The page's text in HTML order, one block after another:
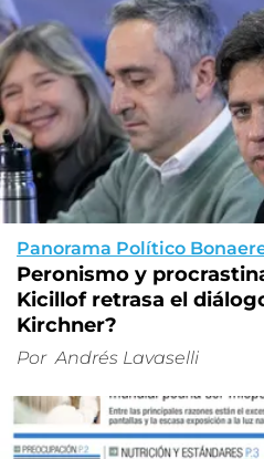
Panorama Político
Peronismo y
Kicillof retrasa el
Kirchner?
Por Andrés Lavaselli